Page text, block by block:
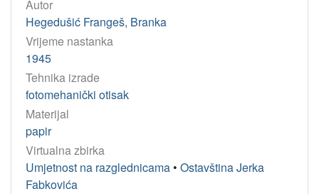
Autor
Hegedušić Frangeš, Branka
Vrijeme nastanka
1945
Tehnika izrade
fotomehanički otisak
Materijal
papir
Virtualna zbirka
Umjetnost na razglednicama • Ostavština Jerka
Fabkovića